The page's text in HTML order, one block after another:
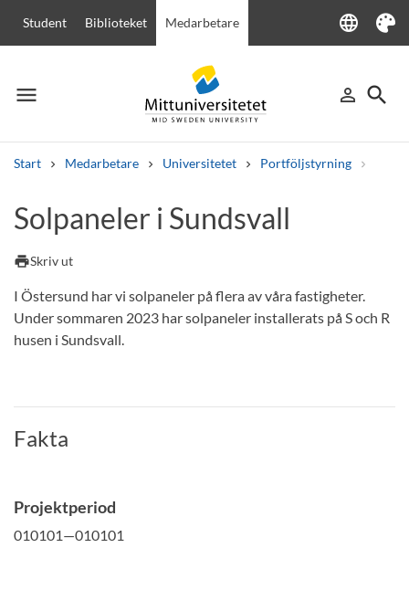
Student Biblioteket Medarbetare language
Language
Tema
menu
Meny person_outline
Logga in
search
Sök
Start Medarbetare Universitetet Portföljstyrning
Andra söktjänster
Kurser och program
Solpaneler i Sundsvall
printSkriv ut
I Östersund har vi solpaneler på flera av våra fastigheter.
Under sommaren 2023 har solpaneler installerats på S och R
husen i Sundsvall.
Fakta
Projektperiod
010101—010101